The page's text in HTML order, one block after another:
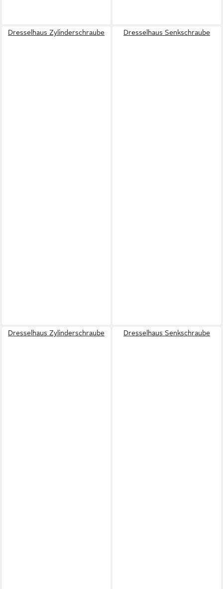
Dresselhaus Zylinderschraube Dresselhaus Senkschraube
Dresselhaus Zylinderschraube Dresselhaus Senkschraube